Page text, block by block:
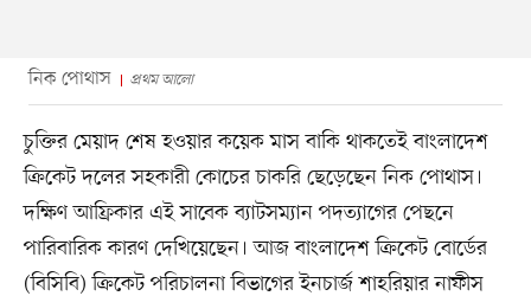
নিক পোথাস প্রথম আলো
চুক্তির মেয়াদ শেষ হওয়ার কয়েক মাস বাকি থাকতেই বাংলাদেশ
ক্রিকেট দলের সহকারী কোচের চাকরি ছেড়েছেন নিক পোথাস।
দক্ষিণ আফ্রিকার এই সাবেক ব্যাটসম্যান পদত্যাগের পেছনে
পারিবারিক কারণ দেখিয়েছেন। আজ বাংলাদেশ ক্রিকেট বোর্ডের
(বিসিবি) ক্রিকেট পরিচালনা বিভাগের ইনচার্জ শাহরিয়ার নাফীস